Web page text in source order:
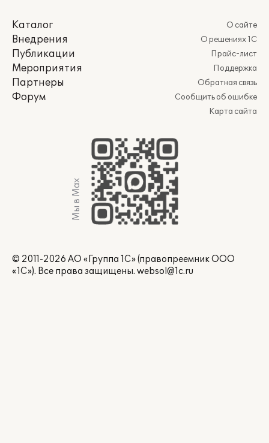
Каталог
Внедрения
Публикации
Мероприятия
Партнеры
Форум
О сайте
О решениях 1С
Прайс-лист
Поддержка
Обратная связь
Сообщить об ошибке
Карта сайта
Мы в Max
© 2011-2026 АО «Группа 1С» (правопреемник ООО
«1С»). Все права защищены. websol@1c.ru